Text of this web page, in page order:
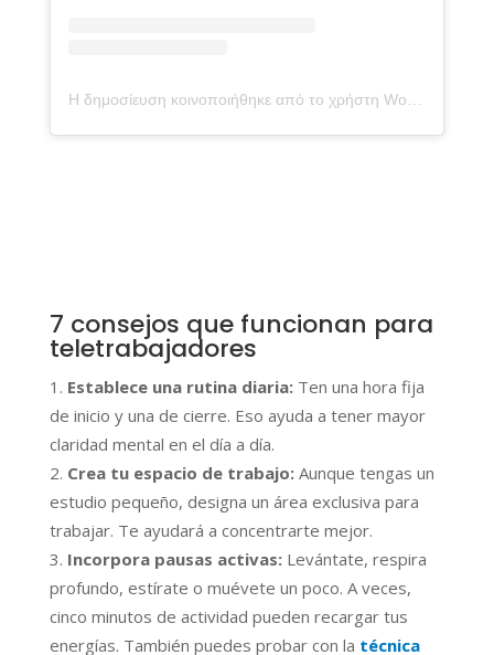
Η δημοσίευση κοινοποιήθηκε από το χρήστη Workspace Coworking Almería (@workspacecoworking)
7 consejos que funcionan para
teletrabajadores
Establece una rutina diaria:Ten una hora fija
de inicio y una de cierre. Eso ayuda a tener mayor
claridad mental en el día a día.
Crea tu espacio de trabajo:Aunque tengas un
estudio pequeño, designa un área exclusiva para
trabajar. Te ayudará a concentrarte mejor.
Incorpora pausas activas:Levántate, respira
profundo, estírate o muévete un poco. A veces,
cinco minutos de actividad pueden recargar tus
energías. También puedes probar con la técnica